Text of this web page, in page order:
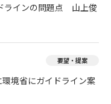
ラインの問題点 山上俊
要望・提案
境省にガイドライン案